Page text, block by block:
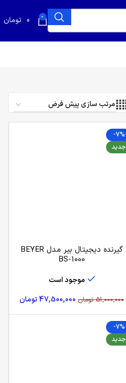
0
0 تومان
-7%
جدید
گیرنده دیجیتال بیر مدل BEYER
BS-1000
موجود است
51,000,000 تومان 47,500,000تومان
-7%
جدید